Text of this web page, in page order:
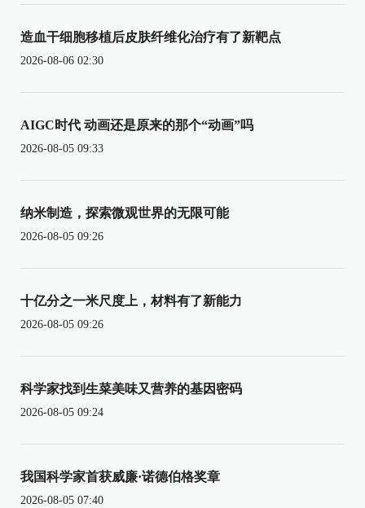
造血干细胞移植后皮肤纤维化治疗有了新靶点
2026-08-06 02:30
AIGC时代 动画还是原来的那个“动画”吗
2026-08-05 09:33
纳米制造，探索微观世界的无限可能
2026-08-05 09:26
十亿分之一米尺度上，材料有了新能力
2026-08-05 09:26
科学家找到生菜美味又营养的基因密码
2026-08-05 09:24
我国科学家首获威廉·诺德伯格奖章
2026-08-05 07:40